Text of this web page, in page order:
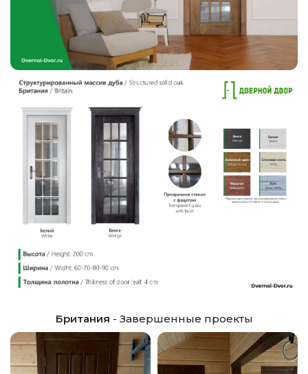
Британия - Завершенные проекты